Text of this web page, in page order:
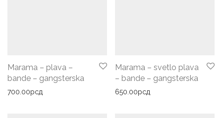
Marama – plava –
bande – gangsterska
700.00рсд
Marama – svetlo plava
– bande – gangsterska
650.00рсд